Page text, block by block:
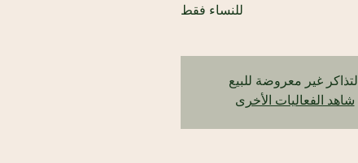
للنساء فقط
التذاكر غير معروضة للبيع
شاهد الفعاليات الأخرى